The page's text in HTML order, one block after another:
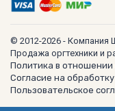
© 2012-2026 - Компания
Продажа оргтехники и
Политика в
Согласие на
Пользовательское